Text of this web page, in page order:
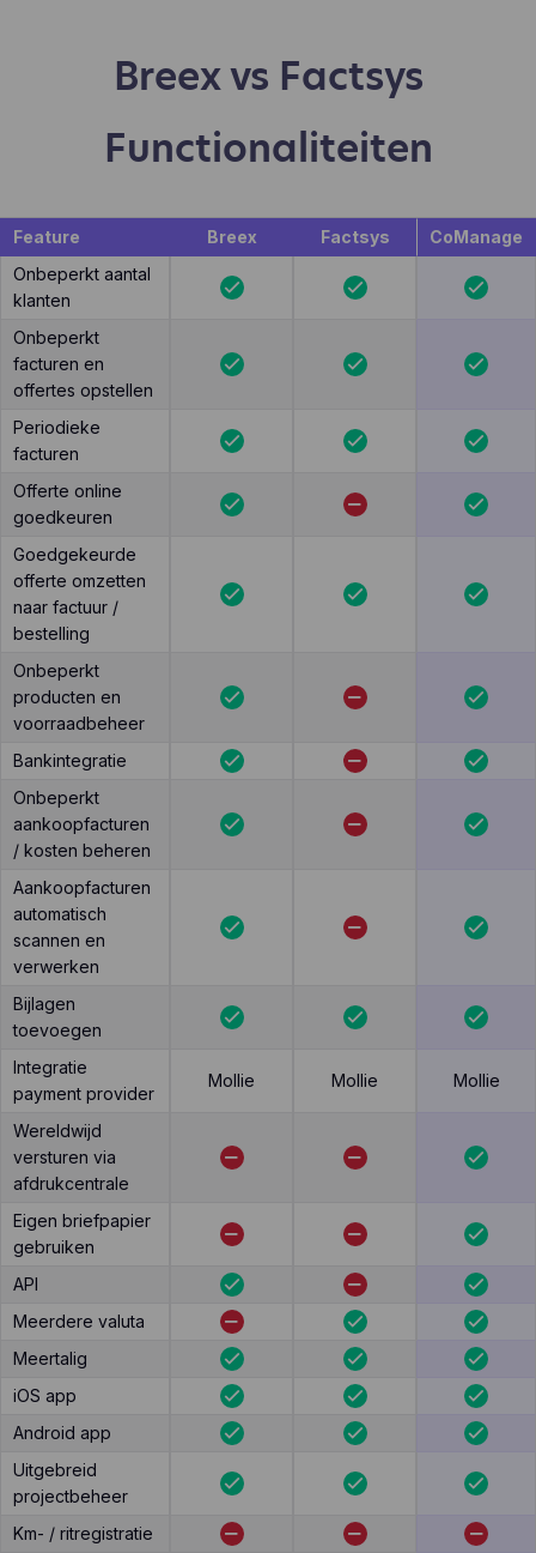
Breex vs Factsys
Functionaliteiten
Feature Breex Factsys
CoManage
Onbeperkt aantal
klanten
Onbeperkt
facturen en
offertes opstellen
Periodieke
facturen
Offerte online
goedkeuren
Goedgekeurde
offerte omzetten
naar factuur /
bestelling
Onbeperkt
producten en
voorraadbeheer
Bankintegratie
Onbeperkt
aankoopfacturen
/ kosten beheren
Aankoopfacturen
automatisch
scannen en
verwerken
Bijlagen
toevoegen
Integratie
payment provider
Mollie Mollie Mollie
Wereldwijd
versturen via
afdrukcentrale
Eigen briefpapier
gebruiken
API
Meerdere valuta
Meertalig
iOS app
Android app
Uitgebreid
projectbeheer
Km- / ritregistratie